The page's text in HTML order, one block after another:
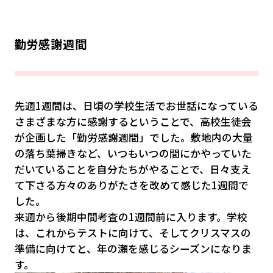
勤労感謝週間
先週1週間は、日頃の学校生活でお世話になっている
さまざまな方に感謝するということで、高校生徒会
が企画した「勤労感謝週間」でした。敷地内の大量
の落ち葉掃きなど、いつもいつの間にかやっていた
だいていることを自分たちがやることで、日々支え
て下さる方々のありがたさを改めて感じた1週間で
した。
来週から後期中間考査の1週間前に入ります。学校
は、これからテストに向けて、そしてクリスマスの
準備に向けてと、年の瀬を感じるシーズンになりま
す。